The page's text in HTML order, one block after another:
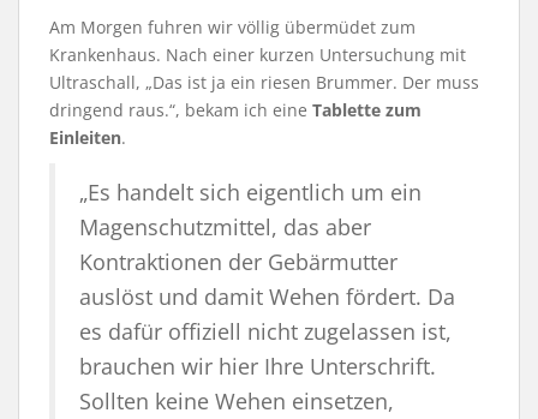
Am Morgen fuhren wir völlig übermüdet zum
Krankenhaus. Nach einer kurzen Untersuchung mit
Ultraschall, „Das ist ja ein riesen Brummer. Der muss
dringend raus.“, bekam ich eine Tablette zum
Einleiten.
„Es handelt sich eigentlich um ein
Magenschutzmittel, das aber
Kontraktionen der Gebärmutter
auslöst und damit Wehen fördert. Da
es dafür offiziell nicht zugelassen ist,
brauchen wir hier Ihre Unterschrift.
Sollten keine Wehen einsetzen,